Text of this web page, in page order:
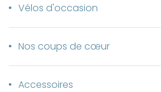
Vélos d'occasion
Nos coups de cœur
Accessoires